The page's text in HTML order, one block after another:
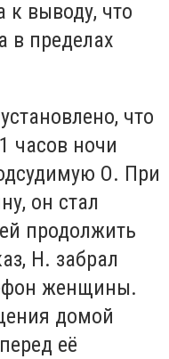
выводу, что
в пределах
что
часов ночи
О. При
он стал
продолжить
Н. забрал
женщины.
домой
её